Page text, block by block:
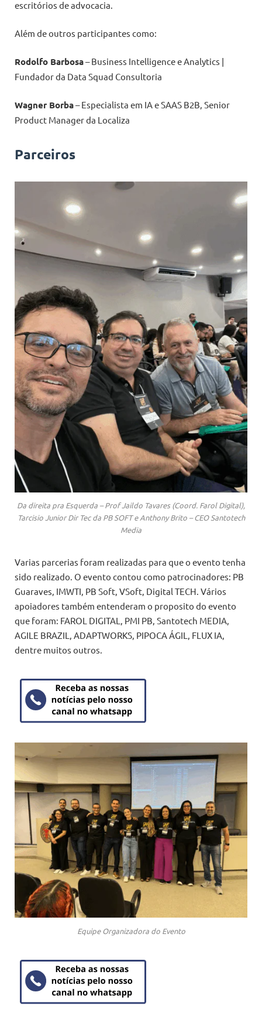
escritórios de advocacia.
Além de outros participantes como:
Rodolfo Barbosa– Business Intelligence e Analytics |
Fundador da Data Squad Consultoria
Wagner Borba– Especialista em IA e SAAS B2B, Senior
Product Manager da Localiza
Parceiros
Da direita pra Esquerda – Prof Jaildo Tavares (Coord. Farol Digital),
Tarcisio Junior Dir Tec da PB SOFT e Anthony Brito – CEO Santotech
Media
Varias parcerias foram realizadas para que o evento tenha
sido realizado. O evento contou como patrocinadores: PB
Guaraves, IMWTI, PB Soft, VSoft, Digital TECH. Vários
apoiadores também entenderam o proposito do evento
que foram: FAROL DIGITAL, PMI PB, Santotech MEDIA,
AGILE BRAZIL, ADAPTWORKS, PIPOCA ÁGIL, FLUX IA,
dentre muitos outros.
Equipe Organizadora do Evento